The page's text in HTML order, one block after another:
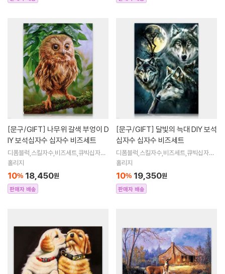
[문구/GIFT]
IY 보석십자수 십자수 비즈세트
디폼블럭,스킬자수,비즈세트,큐빅십자수,
큐빅비즈,보석십자수액자,어린이보석십
수해바라
홀리지
10% 18,450원
판매자 배송
[문구/GIFT]
십자수 십자수 비즈세트
디폼블럭,스킬자수,비즈세트,큐빅십자수,
큐빅비즈,보석십자수액자,어린이보석십
수해바라
홀리지
10% 19,350원
판매자 배송